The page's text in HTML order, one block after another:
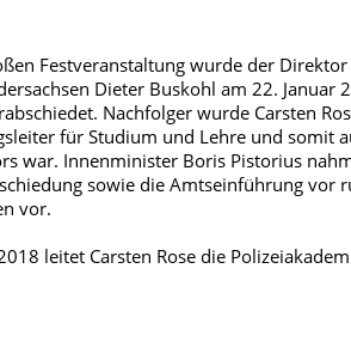
Festveranstaltung wurde der
Dieter Buskohl am 22. Januar
Nachfolger wurde Carsten
für Studium und Lehre und somit
war. Innenminister Boris Pistorius
sowie die Amtseinführung vor
vor.
leitet Carsten Rose die